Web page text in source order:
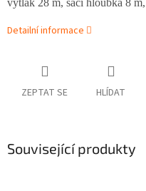
výtlak 28 m, sací hloubka 8
Detailní informace
ZEPTAT SE HLÍDAT
Související produkty